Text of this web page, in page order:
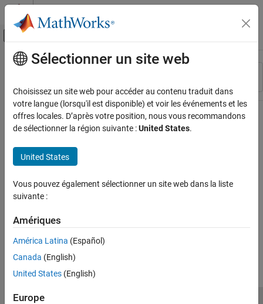
Passer au contenu
Activer/désactiver l'affichage du menu
Ressource
Contenu principal
Sélectionner un site web
Choisissez un site web pour accéder au contenu traduit dans
votre langue (lorsqu'il est disponible) et voir les événements et les
offres locales. D’après votre position, nous vous recommandons
de sélectionner la région suivante :United States.
United States
Vous pouvez également sélectionner un site web dans la liste
suivante :
Amériques
América Latina (Español)
Canada (English)
United States (English)
Europe